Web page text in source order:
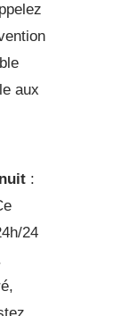
aux
:
24